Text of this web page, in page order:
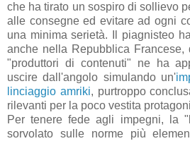
che ha tirato un sospiro di sollievo
alle consegne ed evitare ad ogni
una minima serietà. Il piagnisteo
anche nella Repubblica Francese,
"produttori di contenuti" ne ha
uscire dall'angolo simulando un'
linciaggio amriki, purtroppo
rilevanti per la poco vestita
Per tenere fede agli impegni, la
sorvolato sulle norme più